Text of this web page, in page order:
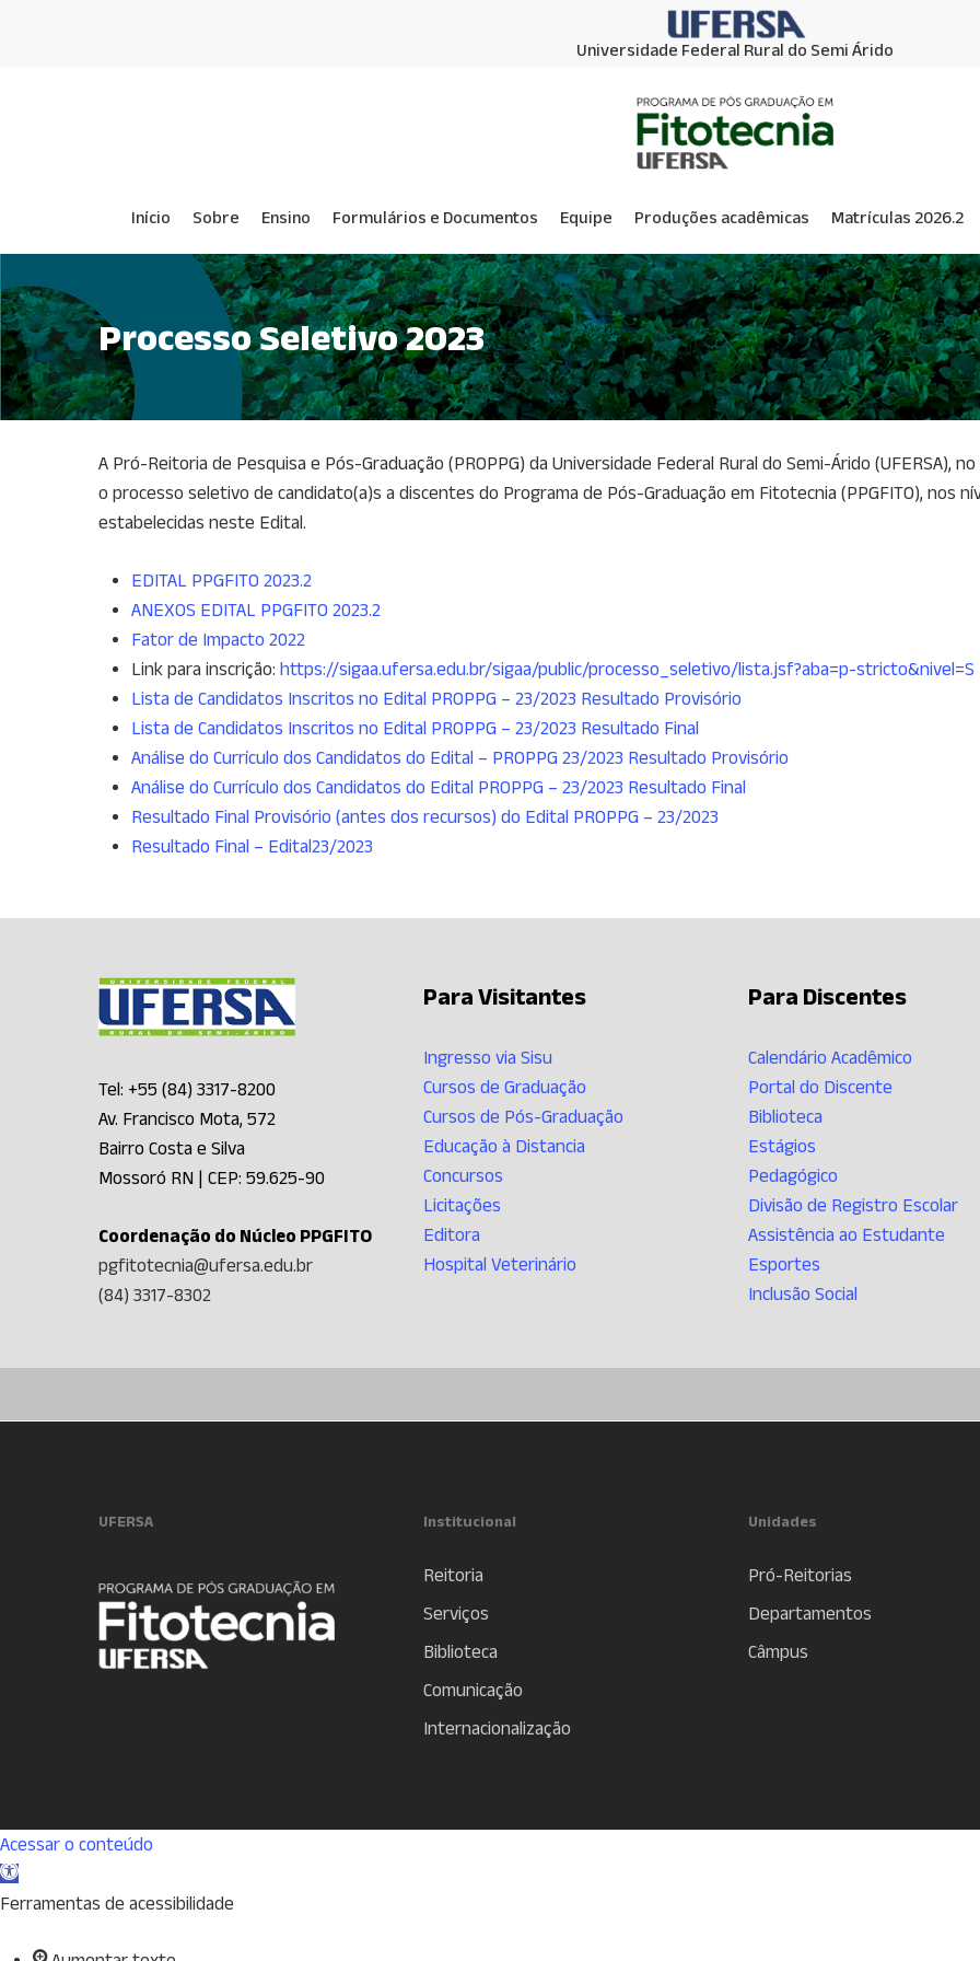
Universidade Federal Rural do Semi Árido
Início Sobre Ensino Formulários e Documentos Equipe Produções acadêmicas Matrículas 2026.2
Processo Seletivo 2023
A Pró-Reitoria de Pesquisa e Pós-Graduação (PROPPG) da Universidade Federal Rural do Semi-Árido (UFERSA),
o processo seletivo de candidato(a)s a discentes do Programa de Pós-Graduação em Fitotecnia (PPGFITO), nos
estabelecidas neste Edital.
EDITAL PPGFITO 2023.2
ANEXOS EDITAL PPGFITO 2023.2
Fator de Impacto 2022
Link para inscrição:https://sigaa.ufersa.edu.br/sigaa/public/processo_seletivo/lista.jsf?aba=p-stricto&nivel=S
Lista de Candidatos Inscritos no Edital PROPPG – 23/2023 Resultado Provisório
Lista de Candidatos Inscritos no Edital PROPPG – 23/2023 Resultado Final
Análise do Currículo dos Candidatos do Edital – PROPPG 23/2023 Resultado Provisório
Análise do Currículo dos Candidatos do Edital PROPPG – 23/2023 Resultado Final
Resultado Final Provisório (antes dos recursos) do Edital PROPPG – 23/2023
Resultado Final – Edital23/2023
Tel: +55 (84) 3317-8200
Av. Francisco Mota, 572
Bairro Costa e Silva
Mossoró RN | CEP: 59.625-90
Coordenação do Núcleo PPGFITO
pgfitotecnia@ufersa.edu.br
(84) 3317-8302
Para Visitantes
Ingresso via Sisu
Cursos de Graduação
Cursos de Pós-Graduação
Educação à Distancia
Concursos
Licitações
Editora
Hospital Veterinário
Para Discentes
Calendário Acadêmico
Portal do Discente
Biblioteca
Estágios
Pedagógico
Divisão de Registro Escolar
Assistência ao Estudante
Esportes
Inclusão Social
UFERSA Institucional
Reitoria
Serviços
Biblioteca
Comunicação
Internacionalização
Unidades
Pró-Reitorias
Departamentos
Câmpus
Acessar o conteúdo
Abrir
aFerramentas de acessibilidade